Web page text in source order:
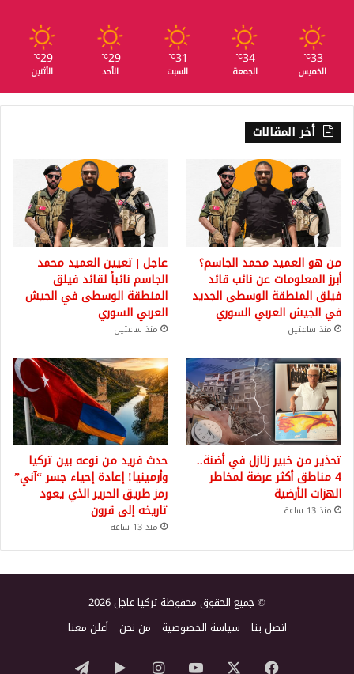
33
℃
الخميس
34
℃
الجمعة
31
℃
السبت
29
℃
الأحد
29
℃
الأثنين
أخر المقالات
من هو العميد محمد الجاسم؟
أبرز المعلومات عن نائب قائد
فيلق المنطقة الوسطى الجديد
في الجيش العربي السوري
منذ ساعتين
عاجل | تعيين العميد محمد
الجاسم نائباً لقائد فيلق
المنطقة الوسطى في الجيش
العربي السوري
منذ ساعتين
تحذير من خبير زلازل في أضنة..
4 مناطق أكثر عرضة لمخاطر
الهزات الأرضية
منذ 13 ساعة
حدث فريد من نوعه بين تركيا
وأرمينيا! إعادة إحياء جسر “آني”
رمز طريق الحرير الذي يعود
تاريخه إلى قرون
منذ 13 ساعة
© جميع الحقوق محفوظة تركيا عاجل 2026
اتصل بنا سياسة الخصوصية من نحن أعلن معنا
فيسبوك ‫YouTubeانستقرام‏Googleتيلقرام